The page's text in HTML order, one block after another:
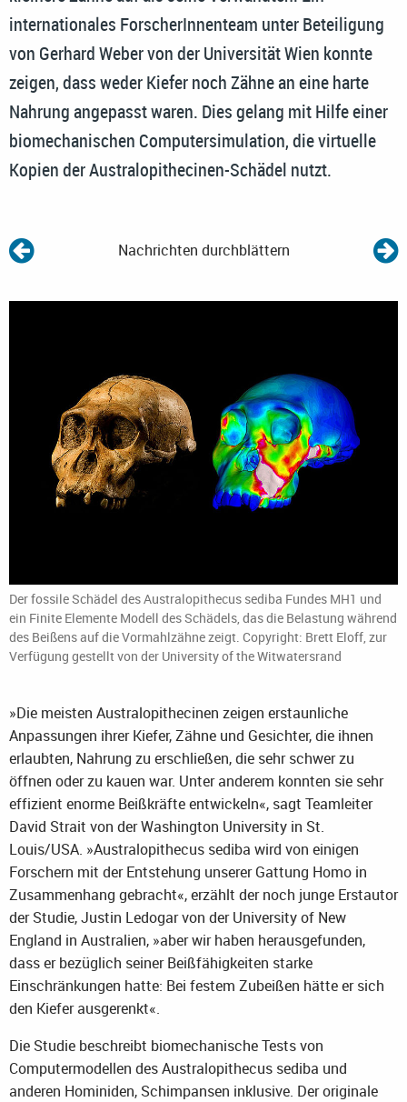
internationales ForscherInnenteam unter Beteiligung
von Gerhard Weber von der Universität Wien konnte
zeigen, dass weder Kiefer noch Zähne an eine harte
Nahrung angepasst waren. Dies gelang mit Hilfe einer
biomechanischen Computersimulation, die virtuelle
Kopien der Australopithecinen-Schädel nutzt.
Nachrichten durchblättern
Der fossile Schädel des Australopithecus sediba Fundes MH1 und
ein Finite Elemente Modell des Schädels, das die Belastung während
des Beißens auf die Vormahlzähne zeigt. Copyright: Brett Eloff, zur
Verfügung gestellt von der University of the Witwatersrand
»Die meisten Australopithecinen zeigen erstaunliche
Anpassungen ihrer Kiefer, Zähne und Gesichter, die ihnen
erlaubten, Nahrung zu erschließen, die sehr schwer zu
öffnen oder zu kauen war. Unter anderem konnten sie sehr
effizient enorme Beißkräfte entwickeln«, sagt Teamleiter
David Strait von der Washington University in St.
Louis/USA. »Australopithecus sediba wird von einigen
Forschern mit der Entstehung unserer Gattung Homo in
Zusammenhang gebracht«, erzählt der noch junge Erstautor
der Studie, Justin Ledogar von der University of New
England in Australien, »aber wir haben herausgefunden,
dass er bezüglich seiner Beißfähigkeiten starke
Einschränkungen hatte: Bei festem Zubeißen hätte er sich
den Kiefer ausgerenkt«.
Die Studie beschreibt biomechanische Tests von
Computermodellen des Australopithecus sediba und
anderen Hominiden, Schimpansen inklusive. Der originale